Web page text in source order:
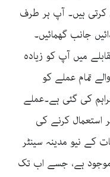
کرتی ہیں۔ آپ ہر طرف
جانب گھمائیں۔
میں آپ کو زیادہ
تمام عملے کو
کی گئی ہے۔عملے
استعمال کرنے کی
کے نیو مدینہ سینٹر
موجود ہے، جسے اب تک